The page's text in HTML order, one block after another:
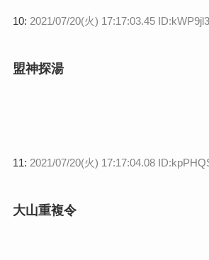
10: 2021/07/20(火) 17:17:03.45
盟神探湯
11: 2021/07/20(火) 17:17:04.08
大山重複令